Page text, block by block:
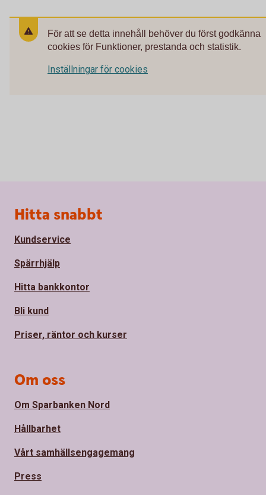
För att se detta innehåll behöver du först godkänna
cookies för Funktioner, prestanda och statistik.
Inställningar för cookies
Sidfot
Hitta snabbt
Kundservice
Spärrhjälp
Hitta bankkontor
Bli kund
Priser, räntor och kurser
Om oss
Om Sparbanken Nord
Hållbarhet
Vårt samhällsengagemang
Press